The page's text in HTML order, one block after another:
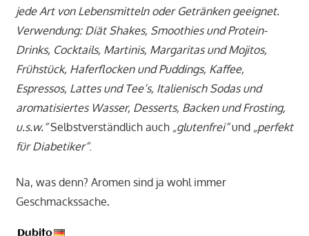
jede Art von Lebensmitteln oder Getränken geeignet.
Verwendung: Diät Shakes, Smoothies und Protein-
Drinks, Cocktails, Martinis, Margaritas und Mojitos,
Frühstück, Haferflocken und Puddings, Kaffee,
Espressos, Lattes und Tee‘s, Italienisch Sodas und
aromatisiertes Wasser, Desserts, Backen und Frosting,
u.s.w.“Selbstverständlich auch „glutenfrei“und „perfekt
für Diabetiker“.
Na, was denn? Aromen sind ja wohl immer
Geschmackssache.